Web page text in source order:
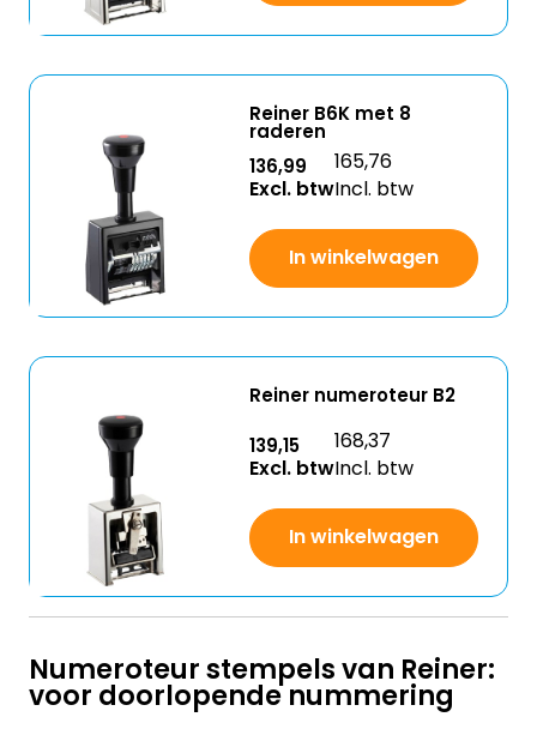
Reiner B6K met 8
raderen
136,99
Excl. btw
165,76
Incl. btw
In winkelwagen
Reiner numeroteur B2
139,15
Excl. btw
168,37
Incl. btw
In winkelwagen
Numeroteur stempels van Reiner:
voor doorlopende nummering